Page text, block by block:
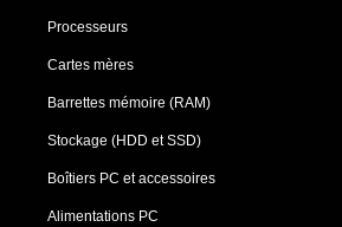
Processeurs
Cartes mères
Barrettes mémoire (RAM)
Stockage (HDD et SSD)
Boîtiers PC et accessoires
Alimentations PC